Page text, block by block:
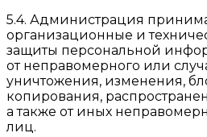
5.4. Администрация
организационные и
защиты персональной
от неправомерного или
уничтожения, изменения,
копирования,
а также от иных
лиц.